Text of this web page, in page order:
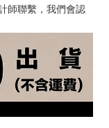
師聯繫，我們會認